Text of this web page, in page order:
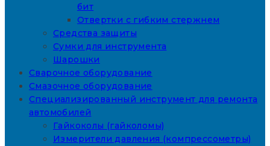
бит
Отвертки с гибким стержнем
Средства защиты
Сумки для инструмента
Шарошки
Сварочное оборудование
Смазочное оборудование
Специализированный инструмент для ремонта
автомобилей
Гайкоколы (гайколомы)
Измерители давления (компрессометры)